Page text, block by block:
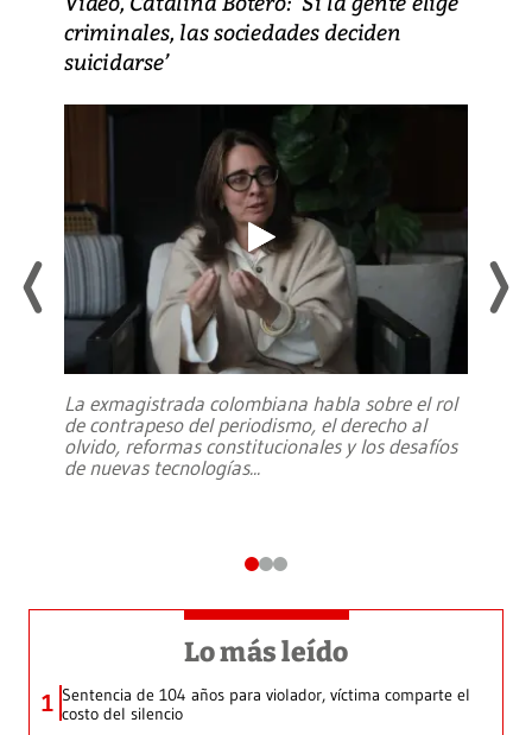
criminales, las sociedades deciden
suicidarse’
La exmagistrada colombiana habla sobre el rol
de contrapeso del periodismo, el derecho al
olvido, reformas constitucionales y los desafíos
de nuevas tecnologías...
Lo más leído
1 Sentencia de 104 años para violador, víctima comparte el
costo del silencio